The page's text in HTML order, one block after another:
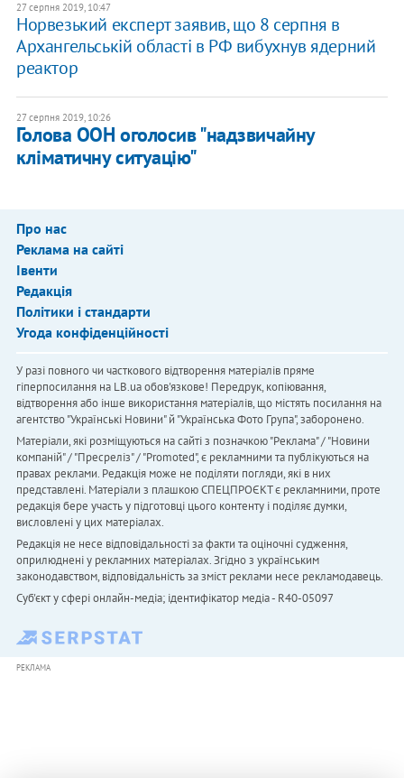
27 серпня 2019, 10:47
Норвезький експерт заявив, що 8 серпня в
Архангельській області в РФ вибухнув ядерний
реактор
27 серпня 2019, 10:26
Голова ООН оголосив "надзвичайну
кліматичну ситуацію"
Про нас
Реклама на сайті
Івенти
Редакція
Політики і стандарти
Угода конфіденційності
У разі повного чи часткового відтворення матеріалів пряме
гіперпосилання на LB.ua обов'язкове! Передрук, копіювання,
відтворення або інше використання матеріалів, що містять посилання на
агентство "Українськi Новини" й "Українська Фото Група", заборонено.
Матеріали, які розміщуються на сайті з позначкою "Реклама" / "Новини
компаній" / "Пресреліз" / "Promoted", є рекламними та публікуються на
правах реклами. Редакція може не поділяти погляди, які в них
представлені. Матеріали з плашкою СПЕЦПРОЄКТ є рекламними, проте
редакція бере участь у підготовці цього контенту і поділяє думки,
висловлені у цих матеріалах.
Редакція не несе відповідальності за факти та оціночні судження,
оприлюднені у рекламних матеріалах. Згідно з українським
законодавством, відповідальність за зміст реклами несе рекламодавець.
Cуб'єкт у сфері онлайн-медіа; ідентифікатор медіа - R40-05097
РЕКЛАМА